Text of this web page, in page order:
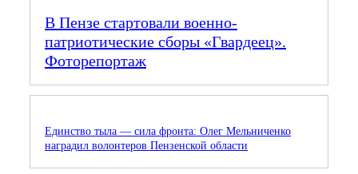
В Пензе стартовали военно-
патриотические сборы «Гвардеец».
Фоторепортаж
Единство тыла — сила фронта: Олег Мельниченко
наградил волонтеров Пензенской области